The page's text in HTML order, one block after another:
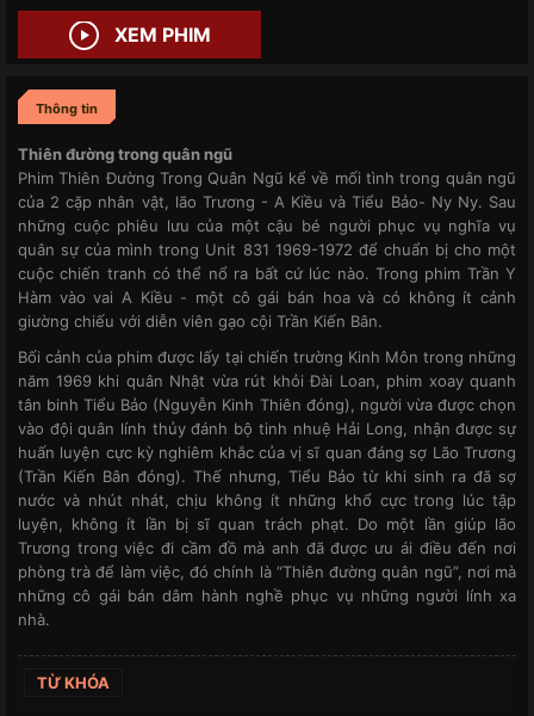
XEM PHIM
Thông tin
Thiên đường trong quân ngũ
Phim Thiên Đường Trong Quân Ngũ kể về mối tình trong quân ngũ
của 2 cặp nhân vật, lão Trương - A Kiều và Tiểu Bảo- Ny Ny. Sau
những cuộc phiêu lưu của một cậu bé người phục vụ nghĩa vụ
quân sự của mình trong Unit 831 1969-1972 để chuẩn bị cho một
cuộc chiến tranh có thể nổ ra bất cứ lúc nào. Trong phim Trần Y
Hàm vào vai A Kiều - một cô gái bán hoa và có không ít cảnh
giường chiếu với diễn viên gạo cội Trần Kiến Bân.
Bối cảnh của phim được lấy tại chiến trường Kinh Môn trong những
năm 1969 khi quân Nhật vừa rút khỏi Đài Loan, phim xoay quanh
tân binh Tiểu Bảo (Nguyễn Kinh Thiên đóng), người vừa được chọn
vào đội quân lính thủy đánh bộ tinh nhuệ Hải Long, nhận được sự
huấn luyện cực kỳ nghiêm khắc của vị sĩ quan đáng sợ Lão Trương
(Trần Kiến Bân đóng). Thế nhưng, Tiểu Bảo từ khi sinh ra đã sợ
nước và nhút nhát, chịu không ít những khổ cực trong lúc tập
luyện, không ít lần bị sĩ quan trách phạt. Do một lần giúp lão
Trương trong việc đi cầm đồ mà anh đã được ưu ái điều đến nơi
phòng trà để làm việc, đó chính là “Thiên đường quân ngũ”, nơi mà
những cô gái bán dâm hành nghề phục vụ những người lính xa
nhà.
TỪ KHÓA